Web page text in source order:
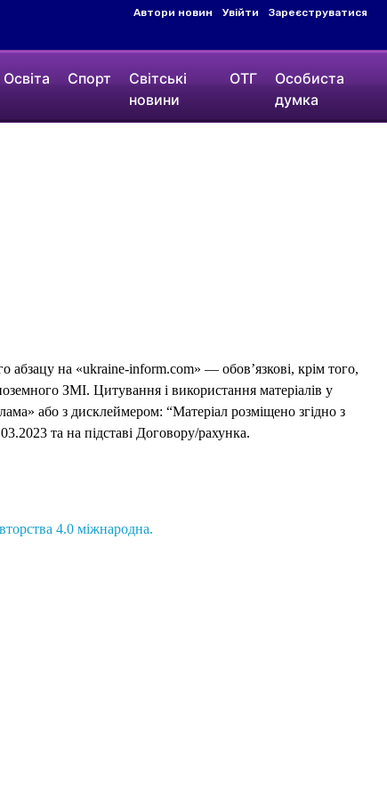
Автори новин Увійти Зареєструватися
Освіта Спорт
Світські
новини
ОТГ
Особиста
думка
абзацу на «ukraine-inform.com» — обов’язкові, крім того,
ЗМІ. Цитування і використання матеріалів у
або з дисклеймером: “Матеріал розміщено згідно з
та на підставі Договору/рахунка.
4.0 міжнародна.